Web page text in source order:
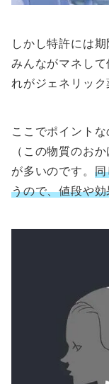
しかし特許には
みんながマネし
れがジェネリック
ここでポイント
（この物質のお
が多いのです。
うので、値段や